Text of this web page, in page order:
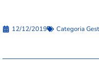
12/12/2019 Categoria